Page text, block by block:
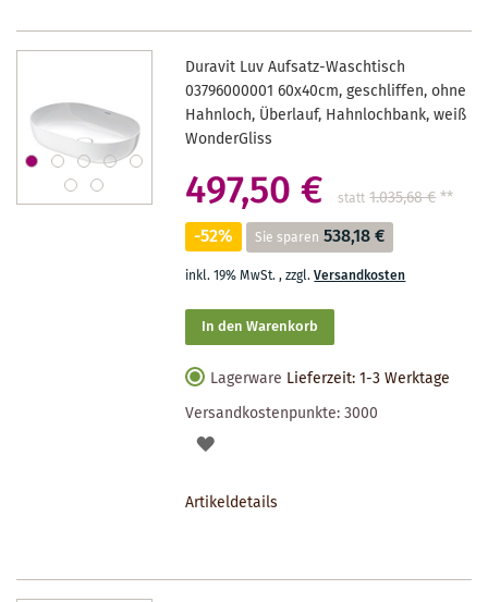
Duravit Luv Aufsatz-Waschtisch
03796000001 60x40cm, geschliffen, ohne
Hahnloch, Überlauf, Hahnlochbank, weiß
WonderGliss
497,50 € statt 1.035,68 €**
-52% Sie sparen 538,18 €
inkl. 19% MwSt.,zzgl.Versandkosten
In den Warenkorb
Lagerware Lieferzeit: 1-3 Werktage
Versandkostenpunkte:3000
AUF
Artikeldetails